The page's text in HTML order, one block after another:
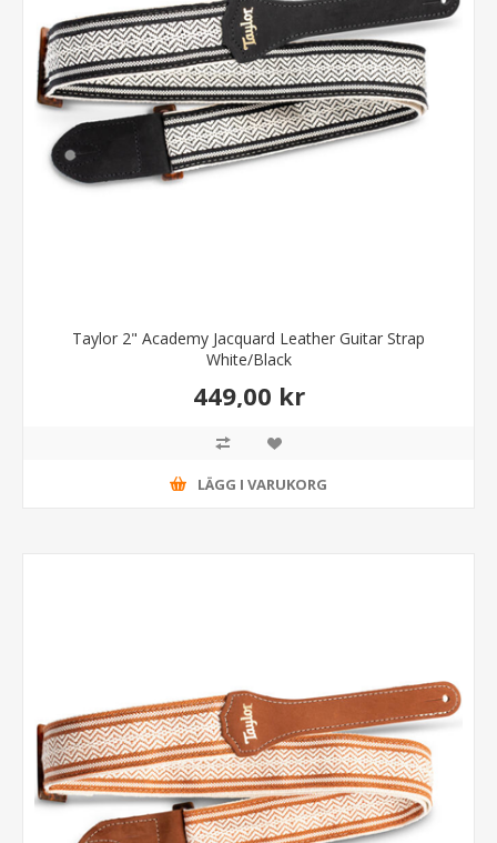
Taylor 2" Academy Jacquard Leather Guitar Strap
White/Black
449,00 kr
LÄGG I VARUKORG